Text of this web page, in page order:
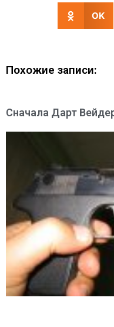
OK
Похожие записи:
Сначала Дарт